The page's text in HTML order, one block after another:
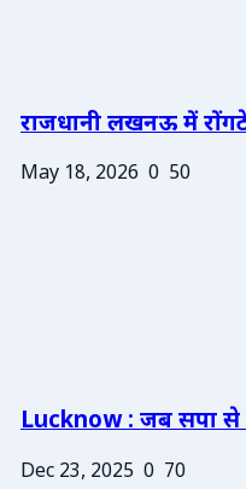
राजधानी लखनऊ में
May 18, 2026 0 50
Lucknow : जब सपा से
Dec 23, 2025 0 70